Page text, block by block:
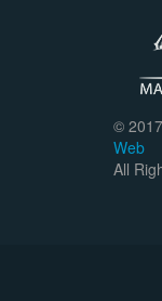
©
Web
All